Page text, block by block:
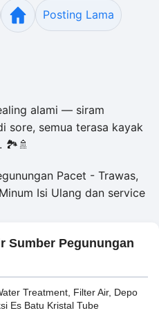
Posting Lama
alami — siram
sore, semua terasa kayak
🏞️🚿
Pacet - Trawas,
Isi Ulang dan service
Sumber Pegunungan
Treatment, Filter Air, Depo
Es Batu Kristal Tube